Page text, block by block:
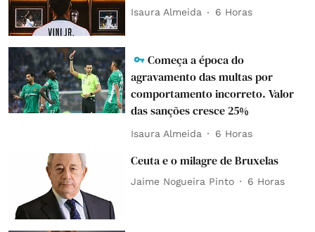
Isaura Almeida 6 Horas
Começa a época do
agravamento das multas por
comportamento incorreto. Valor
das sanções cresce 25%
Isaura Almeida 6 Horas
Ceuta e o milagre de Bruxelas
Jaime Nogueira Pinto 6 Horas